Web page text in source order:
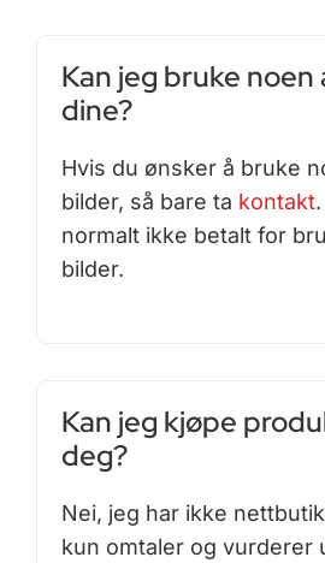
Kan jeg bruke noen
dine?
Hvis du ønsker å bruke
bilder, så bare ta kontakt
normalt ikke betalt for
bilder.
Kan jeg kjøpe
deg?
Nei, jeg har ikke
kun omtaler og vurderer